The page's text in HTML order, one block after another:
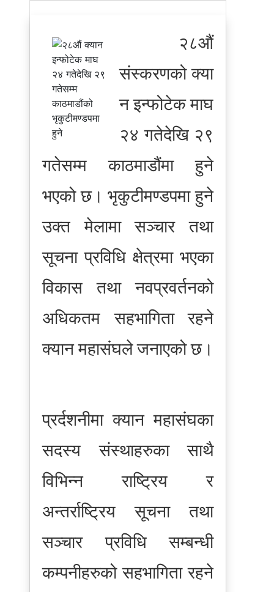
२८औं
संस्करणको क्या
न इन्फोटेक माघ
२४ गतेदेखि २९
गतेसम्म काठमाडौंमा हुने
भएको छ। भृकुटीमण्डपमा हुने
उक्त मेलामा सञ्चार तथा
सूचना प्रविधि क्षेत्रमा भएका
विकास तथा नवप्रवर्तनको
अधिकतम सहभागिता रहने
क्यान महासंघले जनाएको छ।
प्रर्दशनीमा क्यान महासंघका
सदस्य संस्थाहरुका साथै
विभिन्न राष्ट्रिय र
अन्तर्राष्ट्रिय सूचना तथा
सञ्चार प्रविधि सम्बन्धी
कम्पनीहरुको सहभागिता रहने